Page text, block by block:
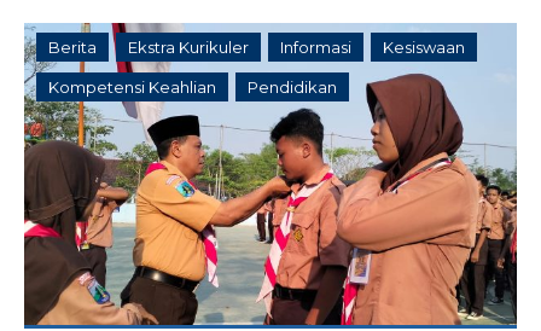
Berita Ekstra Kurikuler Informasi Kesiswaan
Kompetensi Keahlian Pendidikan